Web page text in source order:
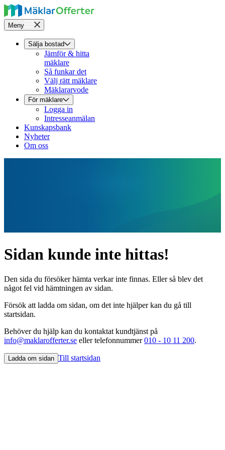
Meny
Sälja bostad
Jämför & hitta
mäklare
Så funkar det
Välj rätt mäklare
Mäklararvode
För mäklare
Logga in
Intresseanmälan
Kunskapsbank
Nyheter
Om oss
Sidan kunde inte hittas!
Den sida du försöker hämta verkar inte finnas. Eller så blev det
något fel vid hämtningen av sidan.
Försök att ladda om sidan, om det inte hjälper kan du gå till
startsidan.
Behöver du hjälp kan du kontaktat kundtjänst på
info@maklarofferter.se eller telefonnummer010 - 10 11 200.
Ladda om sidan Till startsidan